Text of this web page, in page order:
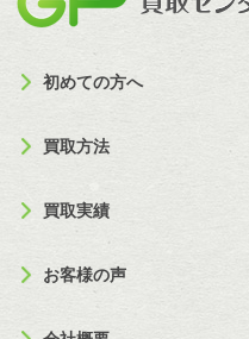
初めての方へ
買取方法
買取実績
お客様の声